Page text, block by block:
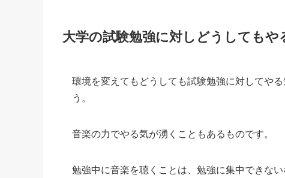
大学の試験勉強に対しどうしてもや
環境を変えてもどうしても試験勉強に対してやる
う。
音楽の力でやる気が湧くこともあるものです。
勉強中に音楽を聴くことは、勉強に集中できな